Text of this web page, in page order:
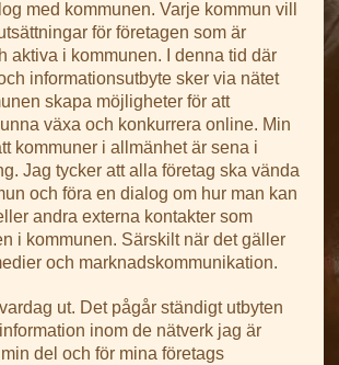
med kommunen. Varje kommun vill
för företagen som är
aktiva i kommunen. I denna tid där
informationsutbyte sker via nätet
skapa möjligheter för att
växa och konkurrera online. Min
kommuner i allmänhet är sena i
Jag tycker att alla företag ska vända
och föra en dialog om hur man kan
andra externa kontakter som
i kommunen. Särskilt när det gäller
och marknadskommunikation.
ut. Det pågår ständigt utbyten
inom de nätverk jag är
del och för mina företags